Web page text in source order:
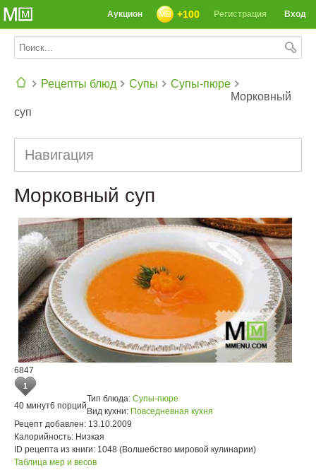
Вход
Регистрация
+100
Аукцион
Рецепты блюд Супы
Супы-пюре
Морковный
суп
Навигация
Морковный суп
6847
1
40 минут6 порций
Тип блюда: Супы-пюре
Вид кухни: Повседневная кухня
Рецепт добавлен: 13.10.2009
Калорийность: Низкая
ID рецепта из книги: 1048 (Волшебство мировой кулинарии)
Таблица мер и весов